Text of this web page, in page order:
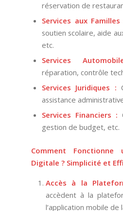
réservation de
Services aux Familles
soutien scolaire, aide
etc.
Services
réparation, contrôle
Services Juridiques :
assistance
Services Financiers :
gestion de budget, etc.
Comment Fonctionne
Digitale ? Simplicité et
Accès à la
accèdent à la
l’application mobile de